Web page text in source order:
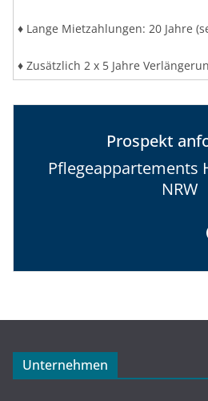
♦ Lange Mietzahlungen: 20 Jahre
♦ Zusätzlich 2 x 5 Jahre
Prospekt
Pflegeappartements
NRW
Unternehmen